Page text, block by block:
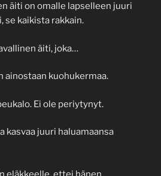
äiti on omalle lapselleen juuri
se kaikista rakkain.
äiti, joka…
ainostaan kuohukermaa.
Ei ole periytynyt.
kasvaa juuri haluamaansa